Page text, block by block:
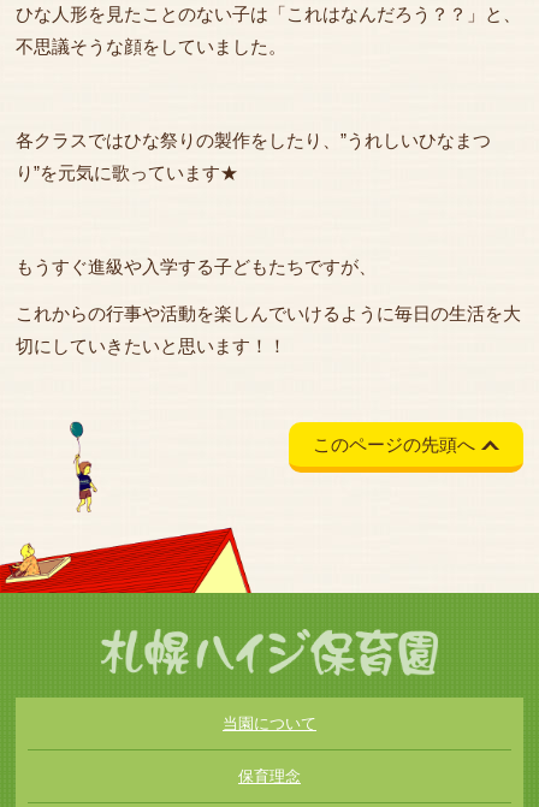
ひな人形を見たことのない子は「これはなんだろう？？」と、
不思議そうな顔をしていました。
各クラスではひな祭りの製作をしたり、”うれしいひなまつ
り”を元気に歌っています★
もうすぐ進級や入学する子どもたちですが、
これからの行事や活動を楽しんでいけるように毎日の生活を大
切にしていきたいと思います！！
このページの先頭へ
当園について
保育理念